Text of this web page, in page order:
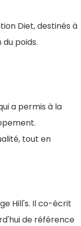
Diet, destinés à
poids.
a permis à la
tout en
Hill's. Il co-écrit
de référence